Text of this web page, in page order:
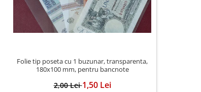
Folie tip poseta cu 1 buzunar, transparenta,
180x100 mm, pentru bancnote
2,00 Lei1,50 Lei